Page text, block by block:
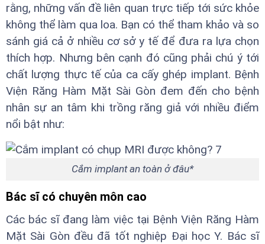
rằng, những vấn đề liên quan trực tiếp tới sức khỏe
không thể làm qua loa. Bạn có thể tham khảo và so
sánh giá cả ở nhiều cơ sở y tế để đưa ra lựa chọn
thích hợp. Nhưng bên cạnh đó cũng phải chú ý tới
chất lượng thực tế của ca cấy ghép implant. Bệnh
Viện Răng Hàm Mặt Sài Gòn đem đến cho bệnh
nhân sự an tâm khi trồng răng giả với nhiều điểm
nổi bật như:
Cắm implant an toàn ở đâu*
Bác sĩ có chuyên môn cao
Các bác sĩ đang làm việc tại Bệnh Viện Răng Hàm
Mặt Sài Gòn đều đã tốt nghiệp Đại học Y. Bác sĩ